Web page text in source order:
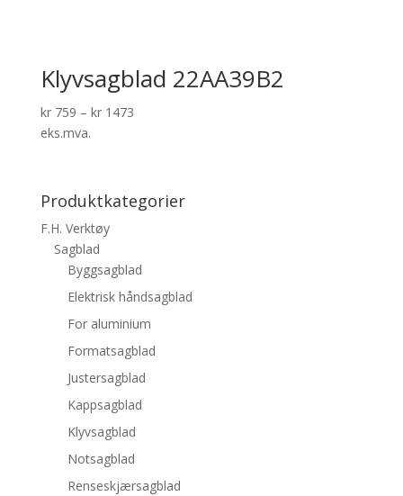
Klyvsagblad 22AA39B2
kr759 – kr1473
eks.mva.
Produktkategorier
F.H. Verktøy
Sagblad
Byggsagblad
Elektrisk håndsagblad
For aluminium
Formatsagblad
Justersagblad
Kappsagblad
Klyvsagblad
Notsagblad
Renseskjærsagblad